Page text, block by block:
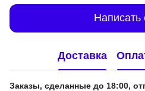
Написать
Доставка
Заказы, сделанные до 18:00,